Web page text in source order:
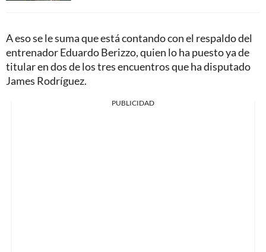
A eso se le suma que está contando con el respaldo del
entrenador Eduardo Berizzo, quien lo ha puesto ya de
titular en dos de los tres encuentros que ha disputado
James Rodríguez.
PUBLICIDAD